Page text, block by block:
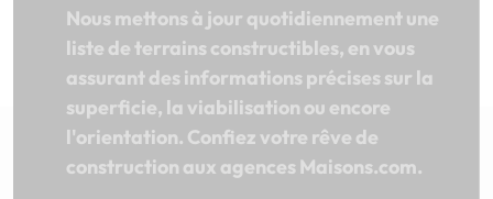
Nous mettons à jour quotidiennement une
liste de terrains constructibles, en vous
assurant des informations précises sur la
superficie, la viabilisation ou encore
l'orientation. Confiez votre rêve de
construction aux agences Maisons.com.